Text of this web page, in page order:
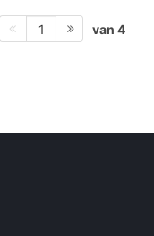
1 van 4